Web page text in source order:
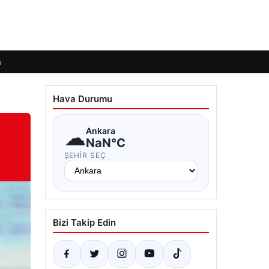
Hava Durumu
☁Ankara
NaN°C
ŞEHIR SEÇ
Bizi Takip Edin